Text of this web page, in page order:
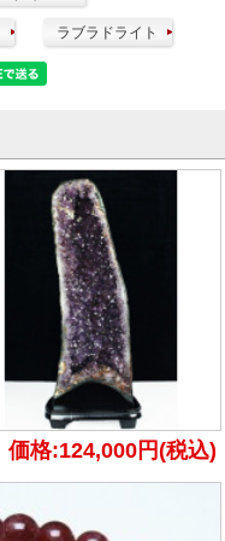
ラブラドライト
価格:124,000円(税込)